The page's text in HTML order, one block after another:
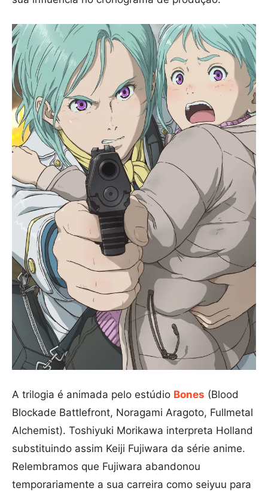
A trilogia é animada pelo estúdio Bones (Blood
Blockade Battlefront, Noragami Aragoto, Fullmetal
Alchemist). Toshiyuki Morikawa interpreta Holland
substituindo assim Keiji Fujiwara da série anime.
Relembramos que Fujiwara abandonou
temporariamente a sua carreira como seiyuu para